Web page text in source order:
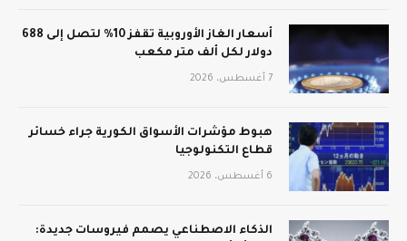
أسعار الغاز الأوروبية تقفز 10% لتصل إلى 688
دولار لكل ألف متر مكعب
7 أغسطس، 2026
هبوط مؤشرات الأسواق الكورية جراء خسائر
قطاع التكنولوجيا
6 أغسطس، 2026
الذكاء الاصطناعي يصمم فيروسات جديدة: